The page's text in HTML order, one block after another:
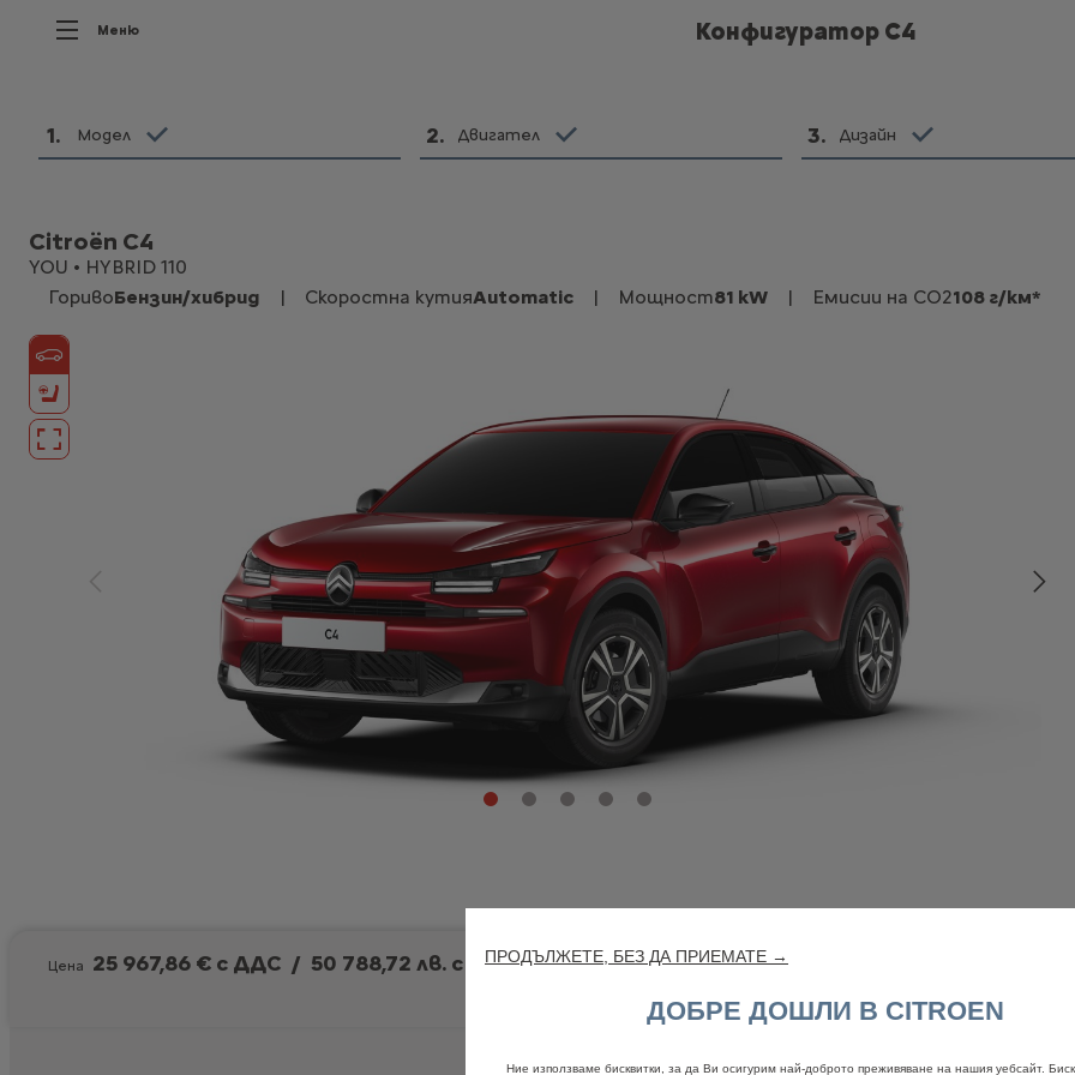
Меню Конфигуратор C4
1. Модел 2. Двигател 3. Дизайн
Citroën C4
YOU • HYBRID 110
ГоривоБензин/хибрид | Скоростна кутияAutomatic | Мощност81 kW | Емисии на CO2108 г/км*
Цена 25 967,86 € с ДДС / 50 788,72 лв. с ДДС
Правна информация
ПРОДЪЛЖЕТЕ, БЕЗ ДА ПРИЕМАТЕ →
ДОБРЕ ДОШЛИ В CITROEN
Ние използваме бисквитки, за да Ви осигурим най-доброто преживяване на нашия уебсайт.